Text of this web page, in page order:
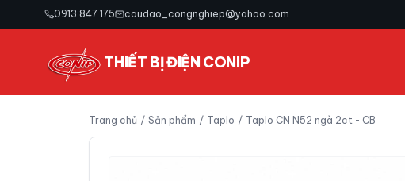
0913 847 175 caudao_congnghiep@yahoo.com
THIẾT BỊ ĐIỆN CONIP
Trang chủ / Sản phẩm / Taplo / Taplo CN N52 ngà 2ct - CB